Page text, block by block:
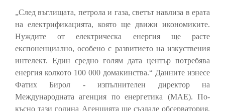
„След въглищата, петрола и газа, светът навлиза в ерата
на електрификацията, която ще движи икономиките.
Нуждите от електрическа енергия ще расте
експоненциално, особено с развитието на изкуствения
интелект. Един средно голям дата център потребява
енергия колкото 100 000 домакинства.“ Данните изнесе
Фатих Бирол - изпълнителен директор на
Международната агенция по енергетика (МАЕ). По-
късно тази година Агенцията ще създаде обсерватория,